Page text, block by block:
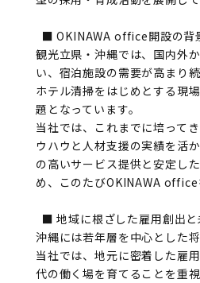
■ OKINAWA office開設の背
観光立県・沖縄では、国内外
い、宿泊施設の需要が高まり
ホテル清掃をはじめとする現
題となっています。
当社では、これまでに培って
ウハウと人材支援の実績を活
の高いサービス提供と安定し
め、このたびOKINAWA office
■ 地域に根ざした雇用創出
沖縄には若年層を中心とした
当社では、地元に密着した雇
代の働く場を育てることを重